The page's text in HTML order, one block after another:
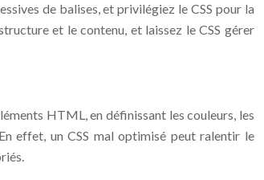
de balises, et privilégiez le CSS pour la
et le contenu, et laissez le CSS gérer
HTML, en définissant les couleurs, les
effet, un CSS mal optimisé peut ralentir le